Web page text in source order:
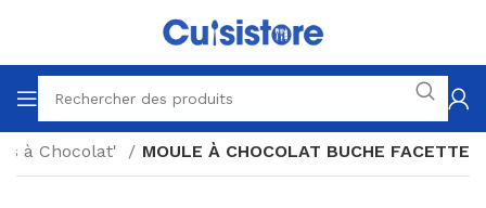
à Chocolat' MOULE À CHOCOLAT BUCHE FACETTE